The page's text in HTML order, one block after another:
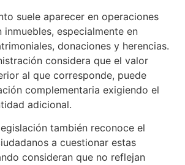
suele aparecer en operaciones
inmuebles, especialmente en
donaciones y herencias.
considera que el valor
al que corresponde, puede
complementaria exigiendo el
adicional.
también reconoce el
a cuestionar estas
consideran que no reflejan